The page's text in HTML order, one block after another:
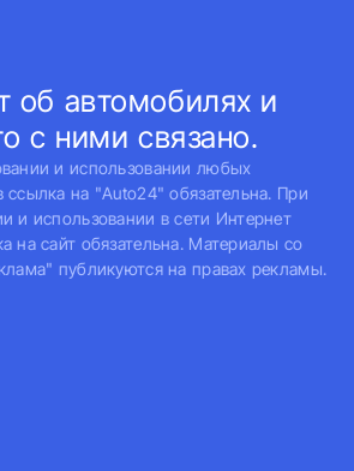
об автомобилях и
с ними связано.
и использовании любых
ссылка на "Auto24" обязательна. При
и использовании в сети Интернет
на сайт обязательна. Материалы со
публикуются на правах рекламы.